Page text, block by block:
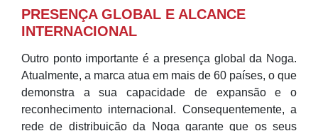
PRESENÇA GLOBAL E ALCANCE
INTERNACIONAL
Outro ponto importante é a presença global da Noga.
Atualmente, a marca atua em mais de 60 países, o que
demonstra a sua capacidade de expansão e o
reconhecimento internacional. Consequentemente, a
rede de distribuição da Noga garante que os seus